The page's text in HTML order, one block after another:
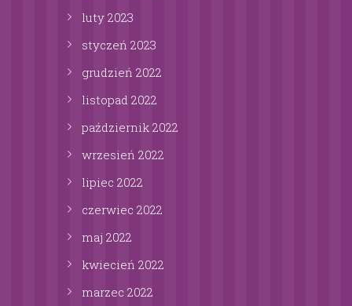
luty 2023
styczeń 2023
grudzień 2022
listopad 2022
październik 2022
wrzesień 2022
lipiec 2022
czerwiec 2022
maj 2022
kwiecień 2022
marzec 2022